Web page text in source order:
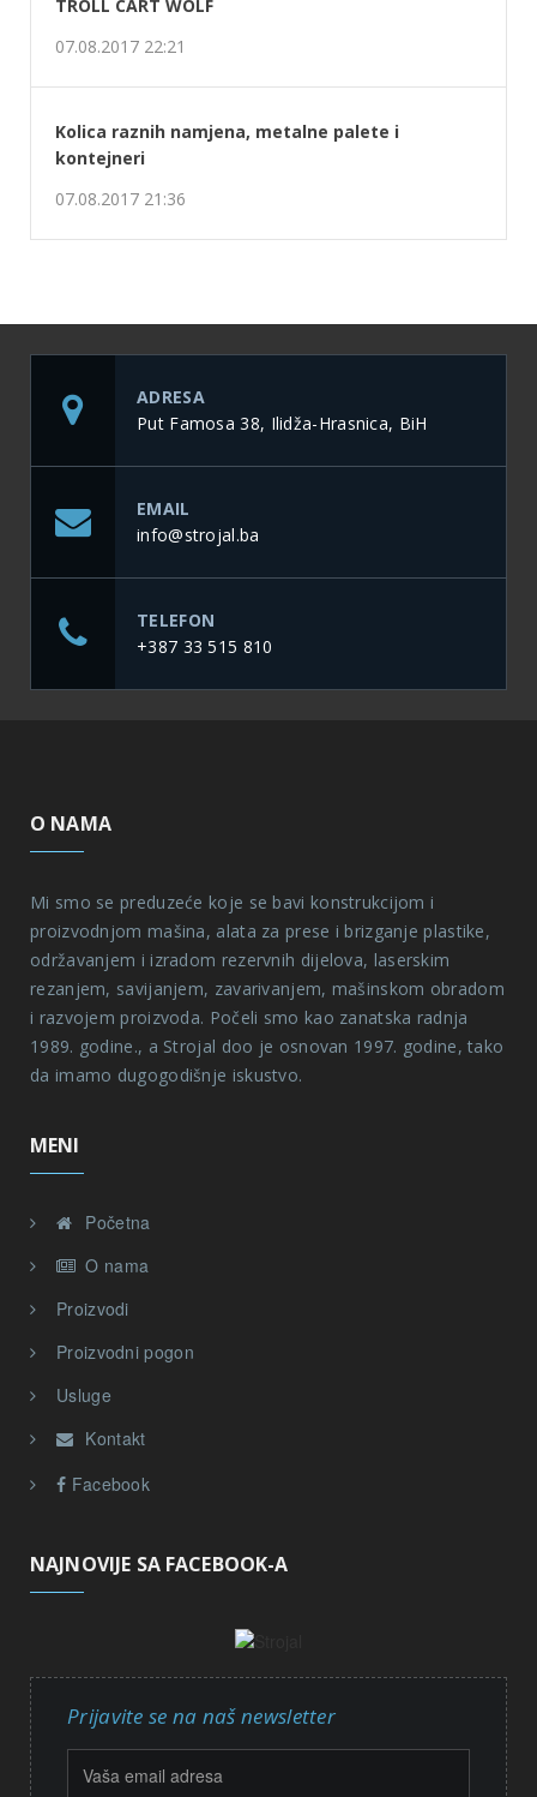
TROLL CART WOLF
07.08.2017 22:21
Kolica raznih namjena, metalne palete i
kontejneri
07.08.2017 21:36
ADRESA
Put Famosa 38, Ilidža-Hrasnica, BiH
EMAIL
info@strojal.ba
TELEFON
+387 33 515 810
O NAMA
Mi smo se preduzeće koje se bavi konstrukcijom i
proizvodnjom mašina, alata za prese i brizganje plastike,
održavanjem i izradom rezervnih dijelova, laserskim
rezanjem, savijanjem, zavarivanjem, mašinskom obradom
i razvojem proizvoda. Počeli smo kao zanatska radnja
1989. godine., a Strojal doo je osnovan 1997. godine, tako
da imamo dugogodišnje iskustvo.
MENI
Početna
O nama
Proizvodi
Proizvodni pogon
Usluge
Kontakt
Facebook
NAJNOVIJE SA FACEBOOK-A
Prijavite se na naš newsletter